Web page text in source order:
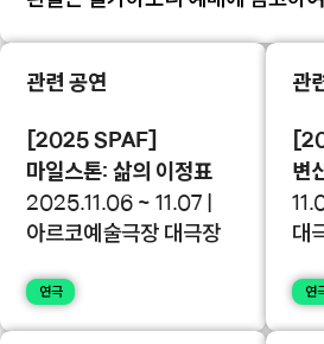
관련 공연
[2025 SPAF]
마일스톤: 삶의 이정표
2025.11.06 ~ 11.07 |
아르코예술극장 대극장
연극
관
변
대
연